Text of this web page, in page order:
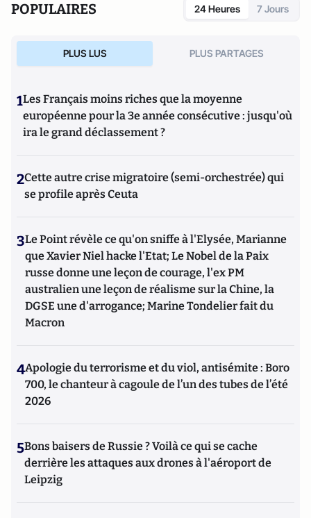
POPULAIRES 24 Heures 7 Jours
PLUS LUS PLUS PARTAGES
1Les Français moins riches que la moyenne
européenne pour la 3e année consécutive : jusqu'où
ira le grand déclassement ?
2Cette autre crise migratoire (semi-orchestrée) qui
se profile après Ceuta
3Le Point révèle ce qu'on sniffe à l'Elysée, Marianne
que Xavier Niel hacke l'Etat; Le Nobel de la Paix
russe donne une leçon de courage, l'ex PM
australien une leçon de réalisme sur la Chine, la
DGSE une d'arrogance; Marine Tondelier fait du
Macron
4Apologie du terrorisme et du viol, antisémite : Boro
700, le chanteur à cagoule de l’un des tubes de l’été
2026
5Bons baisers de Russie ? Voilà ce qui se cache
derrière les attaques aux drones à l'aéroport de
Leipzig